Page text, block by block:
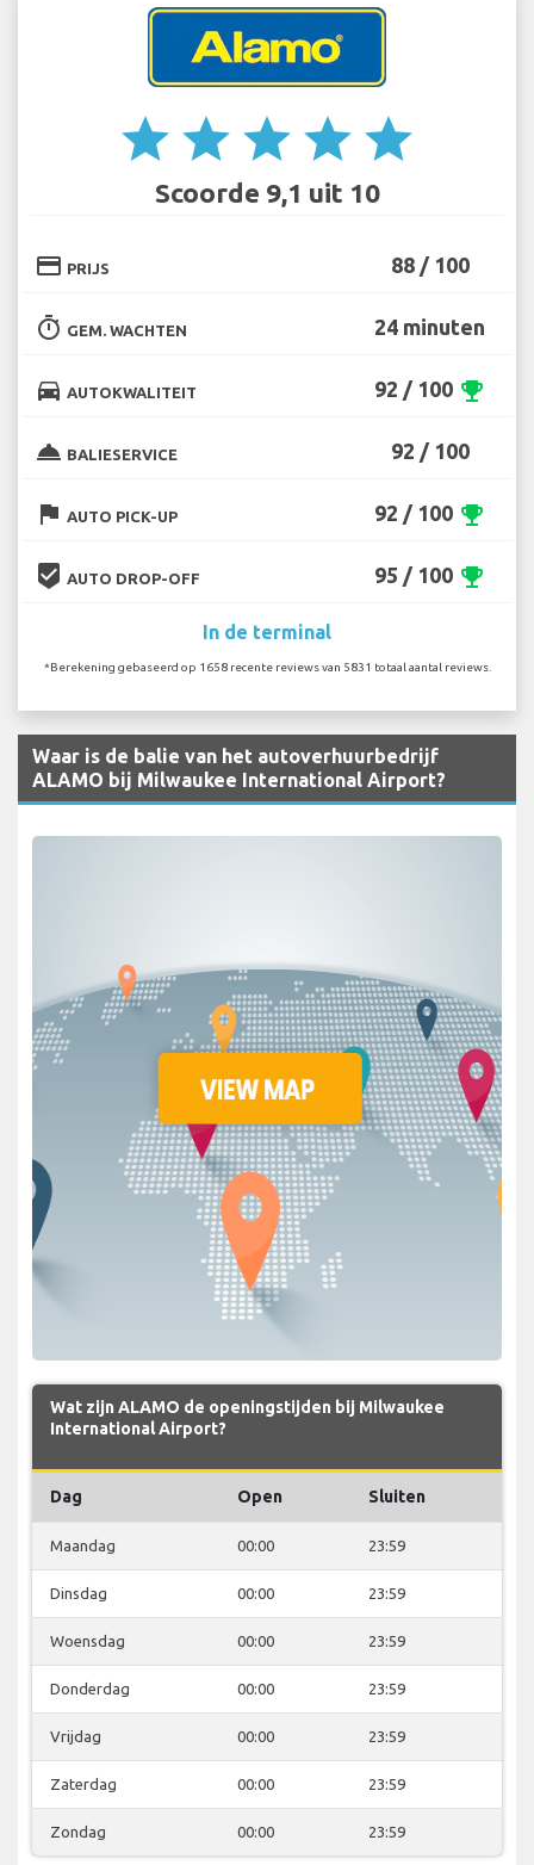
star star star star star
Scoorde 9,1 uit 10
credit_card PRIJS 88 / 100
timer GEM. WACHTEN 24 minuten
directions_car AUTOKWALITEIT 92 / 100 emoji_events
room_service BALIESERVICE 92 / 100
flag AUTO PICK-UP 92 / 100 emoji_events
beenhere AUTO DROP-OFF 95 / 100 emoji_events
In de terminal
*Berekening gebaseerd op 1658 recente reviews van 5831 totaal aantal reviews.
Waar is de balie van het autoverhuurbedrijf
ALAMO bij Milwaukee International Airport?
Wat zijn ALAMO de openingstijden bij Milwaukee
International Airport?
Dag Open Sluiten
Maandag 00:00 23:59
Dinsdag 00:00 23:59
Woensdag 00:00 23:59
Donderdag 00:00 23:59
Vrijdag 00:00 23:59
Zaterdag 00:00 23:59
Zondag 00:00 23:59